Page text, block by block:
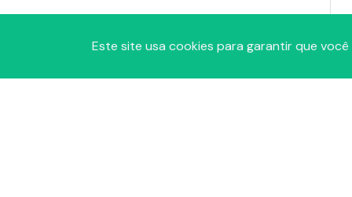
Este site usa cookies para garantir que